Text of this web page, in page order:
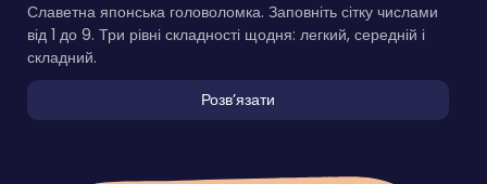
Славетна японська головоломка. Заповніть сітку числами
від 1 до 9. Три рівні складності щодня: легкий, середній і
складний.
Розвʼязати